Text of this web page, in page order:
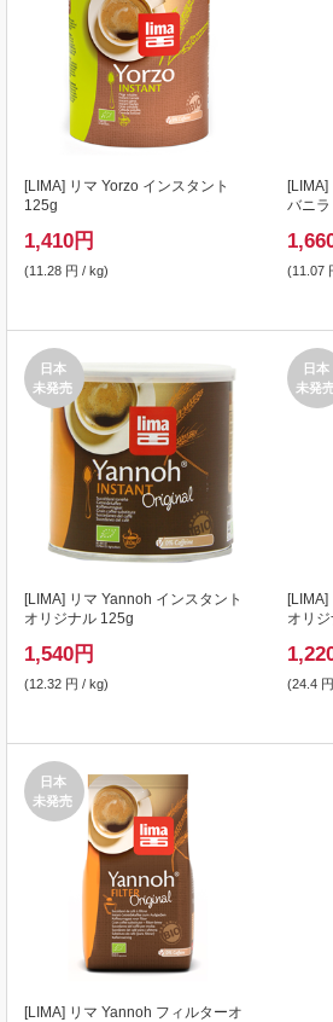
[LIMA] リマ Yorzo インスタント
125g
1,410円
(11.28 円 / kg)
[LIMA]
バニ
(11.07
日本
未発売
[LIMA] リマ Yannoh インスタント
オリジナル 125g
1,540円
(12.32 円 / kg)
日本
未発
[LIMA]
オリ
(24.4
日本
未発売
[LIMA] リマ Yannoh フィルターオ